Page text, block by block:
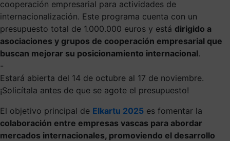
cooperación empresarial para actividades de
internacionalización. Este programa cuenta con un
presupuesto total de 1.000.000 euros y está dirigido a
asociaciones y grupos de cooperación empresarial que
buscan mejorar su posicionamiento internacional.
-
Estará abierta del 14 de octubre al 17 de noviembre.
¡Solicítala antes de que se agote el presupuesto!
El objetivo principal de Elkartu 2025 es fomentar la
colaboración entre empresas vascas para abordar
mercados internacionales, promoviendo el desarrollo